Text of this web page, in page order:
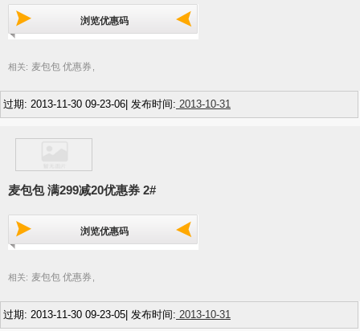
浏览优惠码
相关: 麦包包 优惠券
过期: 2013-11-30 09-23-06| 发布时间: 2013-10-31
麦包包 满299减20优惠券 2#
浏览优惠码
相关: 麦包包 优惠券
过期: 2013-11-30 09-23-05| 发布时间: 2013-10-31